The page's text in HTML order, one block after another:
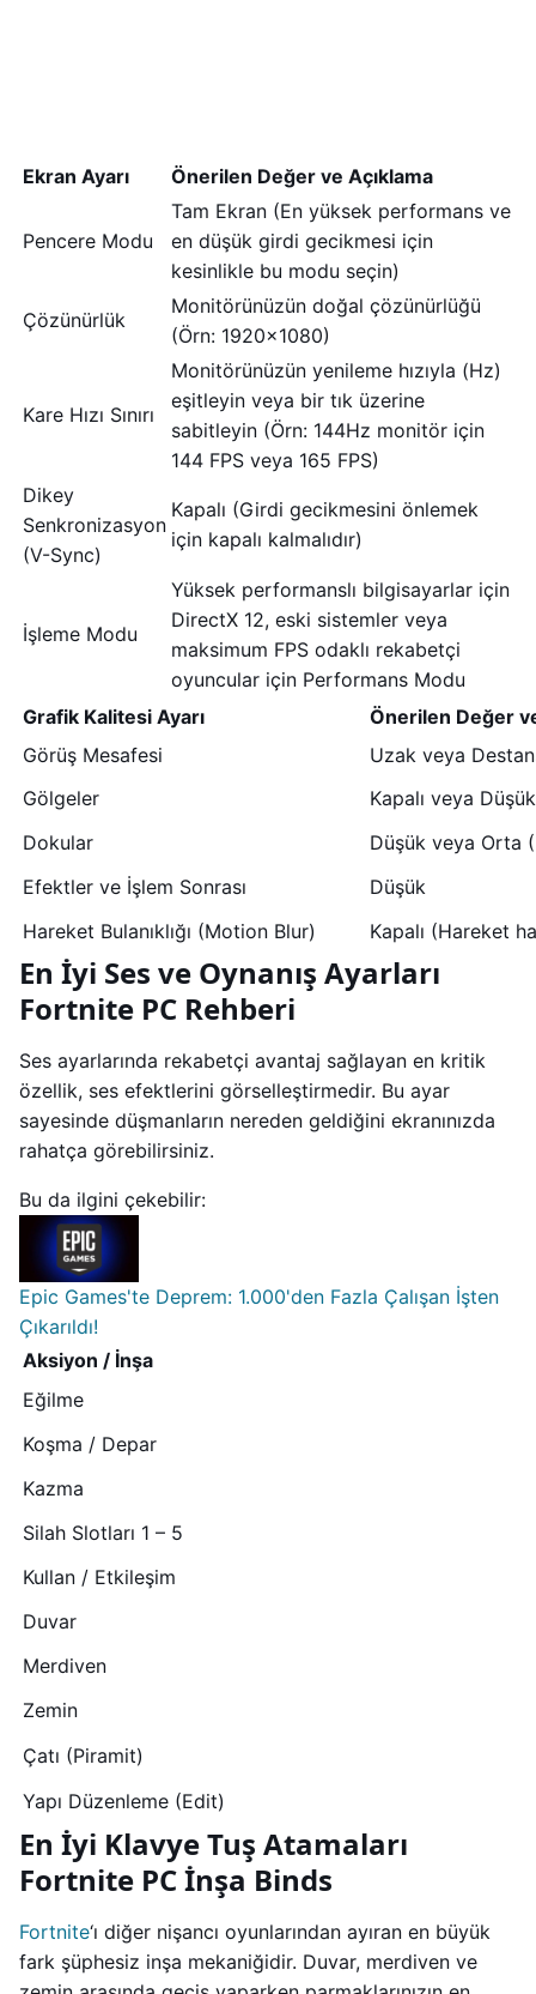
Ekran Ayarı Önerilen Değer ve Açıklama
Pencere Modu
Tam Ekran (En yüksek performans ve
en düşük girdi gecikmesi için
kesinlikle bu modu seçin)
Çözünürlük
Monitörünüzün doğal çözünürlüğü
(Örn: 1920×1080)
Kare Hızı Sınırı
Monitörünüzün yenileme hızıyla (Hz)
eşitleyin veya bir tık üzerine
sabitleyin (Örn: 144Hz monitör için
144 FPS veya 165 FPS)
Dikey
Senkronizasyon
(V-Sync)
Kapalı (Girdi gecikmesini önlemek
için kapalı kalmalıdır)
İşleme Modu
Yüksek performanslı bilgisayarlar için
DirectX 12, eski sistemler veya
maksimum FPS odaklı rekabetçi
oyuncular için Performans Modu
Grafik Kalitesi Ayarı
Önerilen Değer
Görüş Mesafesi
Uzak veya
Gölgeler
Kapalı veya
Dokular
Düşük veya Orta
Efektler ve İşlem Sonrası
Düşük
Hareket Bulanıklığı (Motion Blur)
Kapalı (Hareket
En İyi Ses ve Oynanış Ayarları
Fortnite PC Rehberi
Ses ayarlarında rekabetçi avantaj sağlayan en kritik
özellik, ses efektlerini görselleştirmedir. Bu ayar
sayesinde düşmanların nereden geldiğini ekranınızda
rahatça görebilirsiniz.
Bu da ilgini çekebilir:
Epic Games'te Deprem: 1.000'den Fazla Çalışan İşten
Çıkarıldı!
Aksiyon / İnşa
Eğilme
Koşma / Depar
Kazma
Silah Slotları 1 – 5
Kullan / Etkileşim
Duvar
Merdiven
Zemin
Çatı (Piramit)
Yapı Düzenleme (Edit)
En İyi Klavye Tuş Atamaları
Fortnite PC İnşa Binds
Fortnite‘ı diğer nişancı oyunlarından ayıran en büyük
fark şüphesiz inşa mekaniğidir. Duvar, merdiven ve